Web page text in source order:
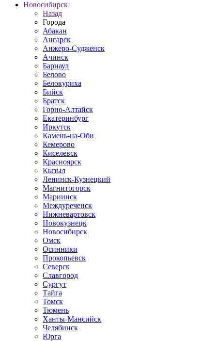
Новосибирск
Назад
Города
Абакан
Ангарск
Анжеро-Судженск
Ачинск
Барнаул
Белово
Белокуриха
Бийск
Братск
Горно-Алтайск
Екатеринбург
Иркутск
Камень-на-Оби
Кемерово
Киселевск
Красноярск
Кызыл
Ленинск-Кузнецкий
Магнитогорск
Мариинск
Междуреченск
Нижневартовск
Новокузнецк
Новосибирск
Омск
Осинники
Прокопьевск
Северск
Славгород
Сургут
Тайга
Томск
Тюмень
Ханты-Мансийск
Челябинск
Юрга